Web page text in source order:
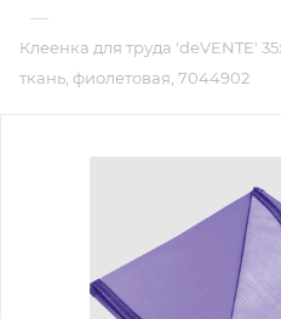
—
Клеенка для труда 'deVENTE'
ткань, фиолетовая, 7044902